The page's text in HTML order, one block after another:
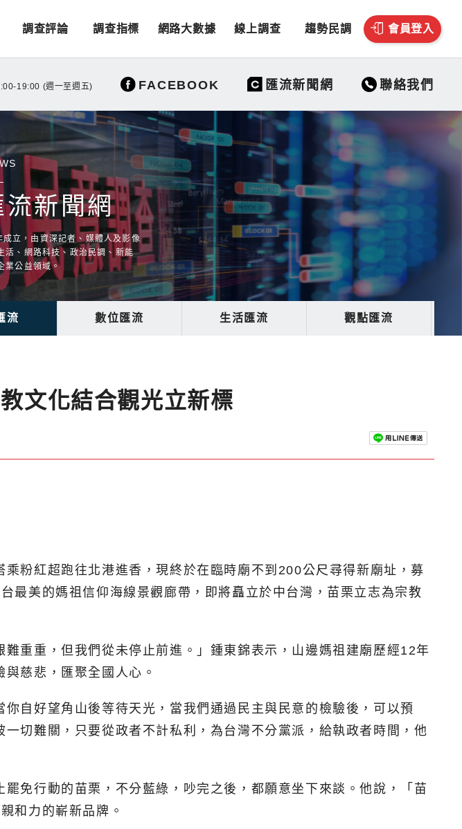
調查評論 調查指標 網路大數據 線上調查 趨勢民調 會員登入
19:00 (週一至週五) FACEBOOK 匯流新聞網 聯絡我們
新聞網
立，由資深記者、媒體人及影像
活、網路科技、政治民調、新能
業公益領域。
流 數位匯流 生活匯流 觀點匯流
文化結合觀光立新標
粉紅超跑往北港進香，現終於在臨時廟不到200公尺尋得新廟址，募
最美的媽祖信仰海線景觀廊帶，即將矗立於中台灣，苗栗立志為宗教
重重，但我們從未停止前進。」鍾東錦表示，山邊媽祖建廟歷經12年
慈悲，匯聚全國人心。
自好望角山後等待天光，當我們通過民主與民意的檢驗後，可以預
切難關，只要從政者不計私利，為台灣不分黨派，給執政者時間，他
免行動的苗栗，不分藍綠，吵完之後，都願意坐下來談。他說，「苗
和力的嶄新品牌。